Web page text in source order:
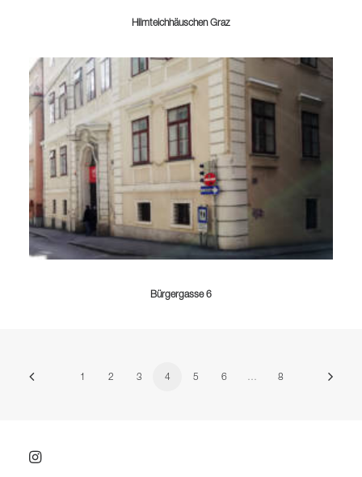
Hilmteichhäuschen Graz
Bürgergasse 6
1 2 3 4 5 6 8